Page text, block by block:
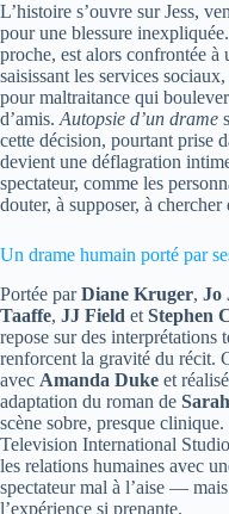
L’histoire s’ouvre sur Jess,
pour une blessure
proche, est alors confrontée à
saisissant les services
pour maltraitance qui
d’amis. Autopsie d’un drame
cette décision, pourtant prise
devient une déflagration
spectateur, comme les
douter, à supposer, à chercher
Un drame humain porté par
Portée parDiane Kruger, Jo
Taaffe, JJ Field et Stephen
repose sur des interprétations
renforcent la gravité du récit.
avec Amanda Duke et
adaptation du roman de
scène sobre, presque
Television International
les relations humaines avec
spectateur mal à l’aise —
l’expérience si prenante.